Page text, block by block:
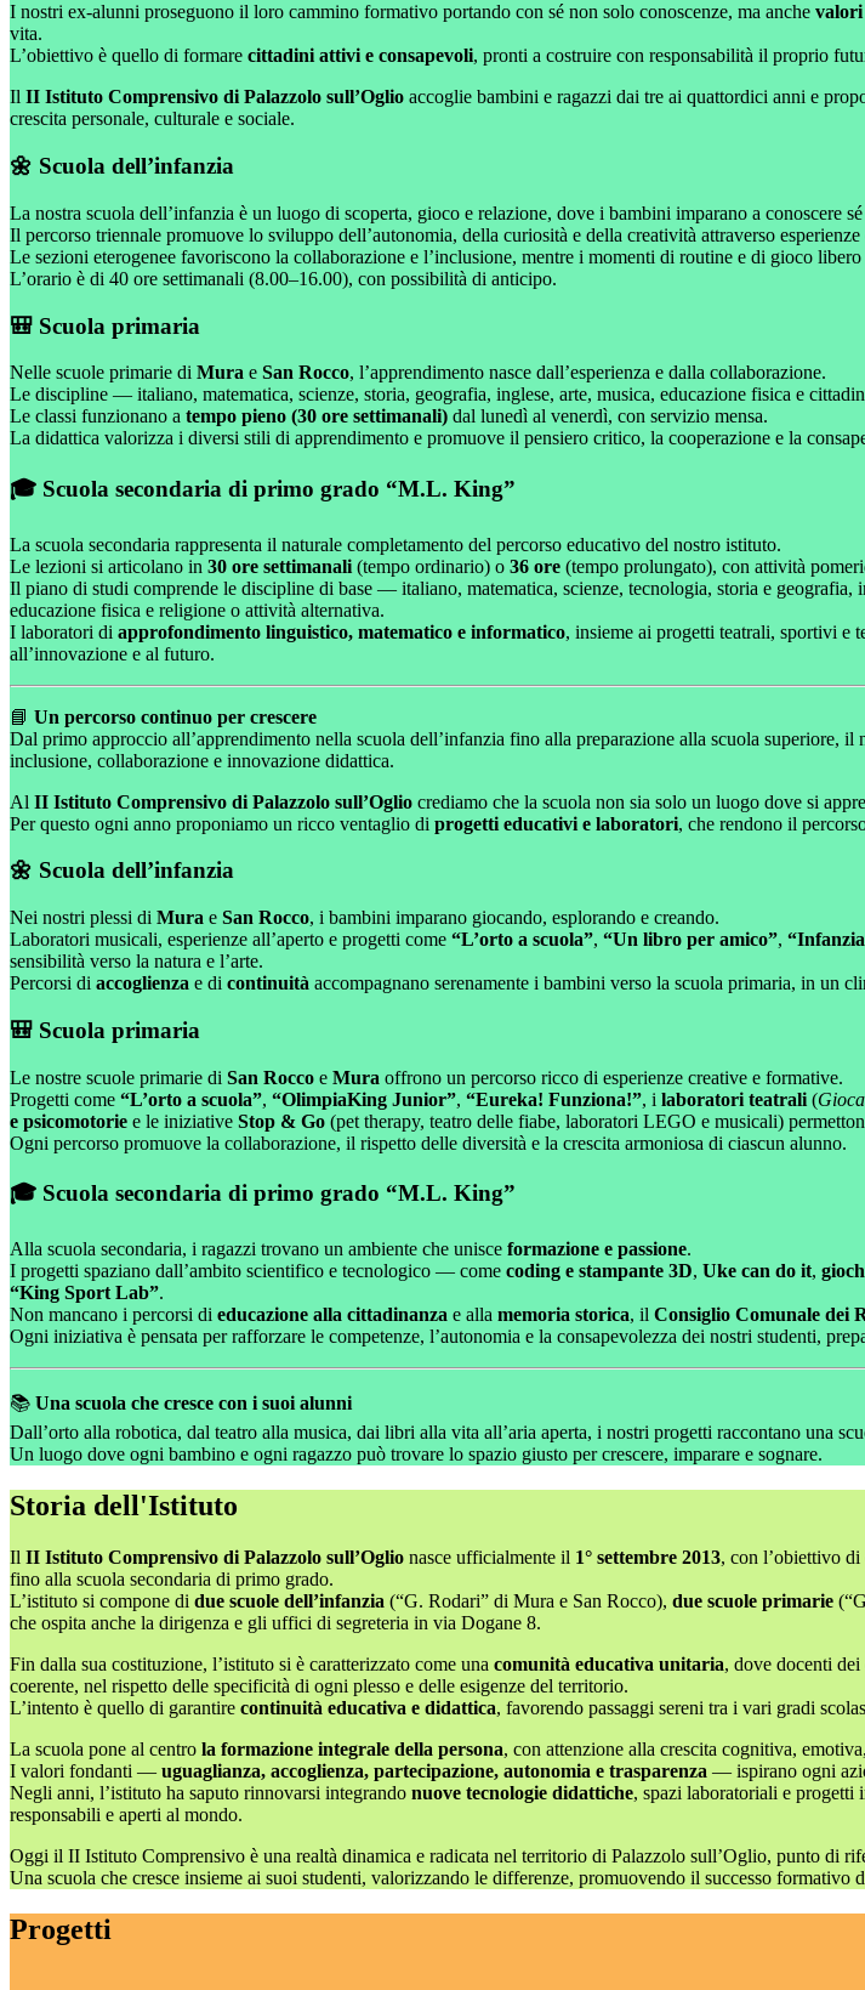
I nostri ex-alunni proseguono il loro cammino formativo portando con sé non solo conoscenze, ma anche valori
vita.
L’obiettivo è quello di formare cittadini attivi e consapevoli, pronti a costruire con responsabilità il proprio
Il II Istituto Comprensivo di Palazzolo sull’Oglio accoglie bambini e ragazzi dai tre ai quattordici anni e
crescita personale, culturale e sociale.
🌼 Scuola dell’infanzia
La nostra scuola dell’infanzia è un luogo di scoperta, gioco e relazione, dove i bambini imparano a conoscere
Il percorso triennale promuove lo sviluppo dell’autonomia, della curiosità e della creatività attraverso
Le sezioni eterogenee favoriscono la collaborazione e l’inclusione, mentre i momenti di routine e di gioco
L’orario è di 40 ore settimanali (8.00–16.00), con possibilità di anticipo.
🎒 Scuola primaria
Nelle scuole primarie di Mura e San Rocco, l’apprendimento nasce dall’esperienza e dalla collaborazione.
Le discipline — italiano, matematica, scienze, storia, geografia, inglese, arte, musica, educazione fisica e
Le classi funzionano a tempo pieno (30 ore settimanali) dal lunedì al venerdì, con servizio mensa.
La didattica valorizza i diversi stili di apprendimento e promuove il pensiero critico, la cooperazione e la
🎓 Scuola secondaria di primo grado “M.L. King”
La scuola secondaria rappresenta il naturale completamento del percorso educativo del nostro istituto.
Le lezioni si articolano in 30 ore settimanali (tempo ordinario) o 36 ore (tempo prolungato), con attività
Il piano di studi comprende le discipline di base — italiano, matematica, scienze, tecnologia, storia e geografia,
educazione fisica e religione o attività alternativa.
I laboratori di approfondimento linguistico, matematico e informatico, insieme ai progetti teatrali, sportivi e
all’innovazione e al futuro.
📘 Un percorso continuo per crescere
Dal primo approccio all’apprendimento nella scuola dell’infanzia fino alla preparazione alla scuola superiore,
inclusione, collaborazione e innovazione didattica.
Al II Istituto Comprensivo di Palazzolo sull’Oglio crediamo che la scuola non sia solo un luogo dove si
Per questo ogni anno proponiamo un ricco ventaglio di progetti educativi e laboratori, che rendono il
🌼 Scuola dell’infanzia
Nei nostri plessi di Mura e San Rocco, i bambini imparano giocando, esplorando e creando.
Laboratori musicali, esperienze all’aperto e progetti come “L’orto a scuola”, “Un libro per amico”,
sensibilità verso la natura e l’arte.
Percorsi di accoglienza e di continuità accompagnano serenamente i bambini verso la scuola primaria, in un
🎒 Scuola primaria
Le nostre scuole primarie di San Rocco e Mura offrono un percorso ricco di esperienze creative e formative.
Progetti come “L’orto a scuola”, “OlimpiaKing Junior”, “Eureka! Funziona!”, i laboratori teatrali (
e psicomotorie e le iniziative Stop & Go (pet therapy, teatro delle fiabe, laboratori LEGO e musicali)
Ogni percorso promuove la collaborazione, il rispetto delle diversità e la crescita armoniosa di ciascun alunno.
🎓 Scuola secondaria di primo grado “M.L. King”
Alla scuola secondaria, i ragazzi trovano un ambiente che unisce formazione e passione.
I progetti spaziano dall’ambito scientifico e tecnologico — come coding e stampante 3D, Uke can do it,
“King Sport Lab”.
Non mancano i percorsi di educazione alla cittadinanza e alla memoria storica, il Consiglio Comunale dei
Ogni iniziativa è pensata per rafforzare le competenze, l’autonomia e la consapevolezza dei nostri studenti,
📚 Una scuola che cresce con i suoi alunni
Dall’orto alla robotica, dal teatro alla musica, dai libri alla vita all’aria aperta, i nostri progetti raccontano una
Un luogo dove ogni bambino e ogni ragazzo può trovare lo spazio giusto per crescere, imparare e sognare.
Storia dell'Istituto
Il II Istituto Comprensivo di Palazzolo sull’Oglio nasce ufficialmente il 1° settembre 2013, con l’obiettivo
fino alla scuola secondaria di primo grado.
L’istituto si compone di due scuole dell’infanzia (“G. Rodari” di Mura e San Rocco), due scuole primarie
che ospita anche la dirigenza e gli uffici di segreteria in via Dogane 8.
Fin dalla sua costituzione, l’istituto si è caratterizzato come una comunità educativa unitaria, dove docenti
coerente, nel rispetto delle specificità di ogni plesso e delle esigenze del territorio.
L’intento è quello di garantire continuità educativa e didattica, favorendo passaggi sereni tra i vari gradi
La scuola pone al centro la formazione integrale della persona, con attenzione alla crescita cognitiva,
I valori fondanti — uguaglianza, accoglienza, partecipazione, autonomia e trasparenza — ispirano ogni
Negli anni, l’istituto ha saputo rinnovarsi integrando nuove tecnologie didattiche, spazi laboratoriali e progetti
responsabili e aperti al mondo.
Oggi il II Istituto Comprensivo è una realtà dinamica e radicata nel territorio di Palazzolo sull’Oglio, punto di
Una scuola che cresce insieme ai suoi studenti, valorizzando le differenze, promuovendo il successo formativo
Progetti